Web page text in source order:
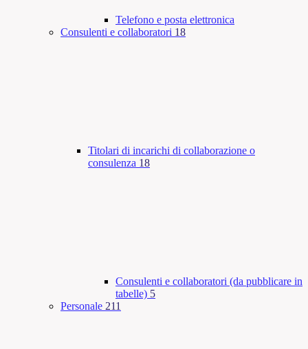
Telefono e posta elettronica
Consulenti e collaboratori 18
Titolari di incarichi di collaborazione o
consulenza 18
Consulenti e collaboratori (da pubblicare in
tabelle) 5
Personale 211